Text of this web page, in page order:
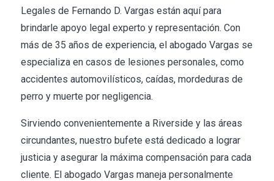
Legales de Fernando D. Vargas están aquí para
brindarle apoyo legal experto y representación. Con
más de 35 años de experiencia, el abogado Vargas se
especializa en casos de lesiones personales, como
accidentes automovilísticos, caídas, mordeduras de
perro y muerte por negligencia.
Sirviendo convenientemente a Riverside y las áreas
circundantes, nuestro bufete está dedicado a lograr
justicia y asegurar la máxima compensación para cada
cliente. El abogado Vargas maneja personalmente